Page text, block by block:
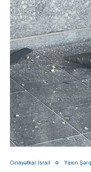
Cinayətkar İsrail Yaxın Şərq